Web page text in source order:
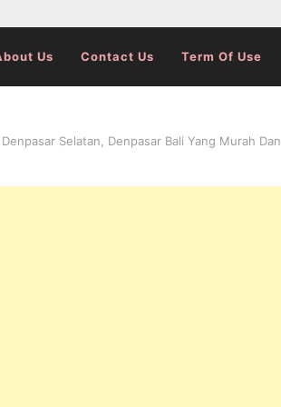
Us Contact Us Term Of Use
Selatan, Denpasar Bali Yang Murah Dan